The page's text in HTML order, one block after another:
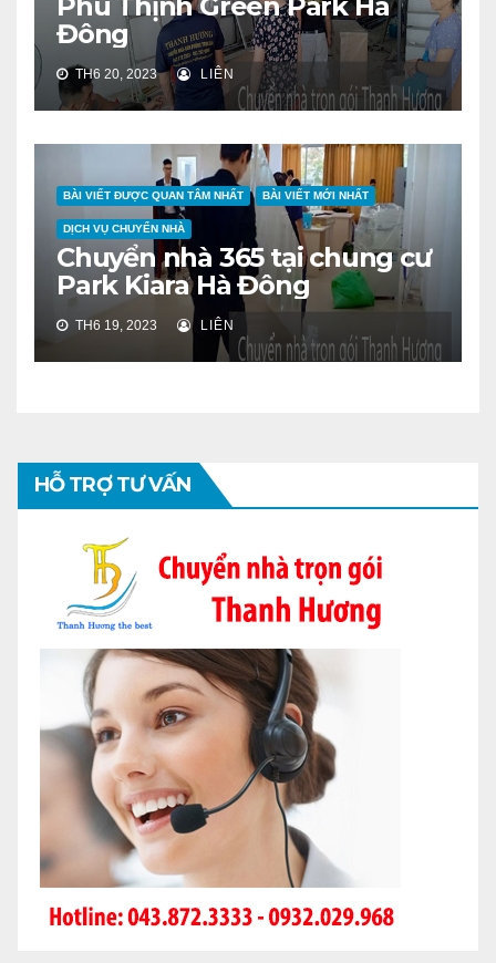
Đông
TH6 20, 2023 LIÊN
BÀI VIẾT ĐƯỢC QUAN TÂM NHẤT BÀI VIẾT MỚI NHẤT
DỊCH VỤ CHUYỂN NHÀ
Chuyển nhà 365 tại chung cư
Park Kiara Hà Đông
TH6 19, 2023 LIÊN
HỖ TRỢ TƯ VẤN